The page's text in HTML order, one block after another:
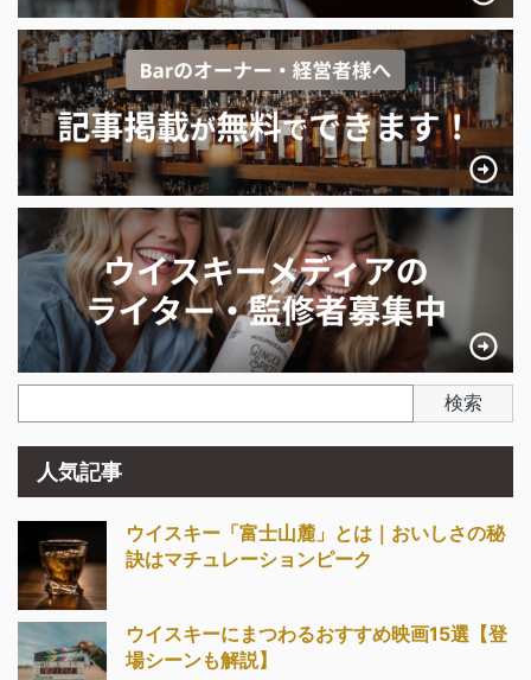
検索
人気記事
ウイスキー「富士山麓」とは｜おいしさの秘
訣はマチュレーションピーク
ウイスキーにまつわるおすすめ映画15選【登
場シーンも解説】